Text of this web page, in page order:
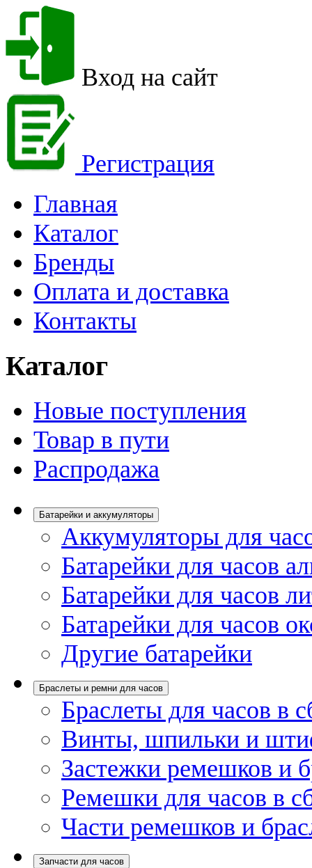
Вход на сайт
Регистрация
Главная
Каталог
Бренды
Оплата и доставка
Контакты
Каталог
Новые поступления
Товар в пути
Распродажа
Батарейки и аккумуляторы
Аккумуляторы для
Батарейки для часов
Батарейки для часов
Батарейки для часов
Другие батарейки
Браслеты и ремни для часов
Браслеты для часов в
Винты, шпильки и
Застежки ремешков и
Ремешки для часов в
Части ремешков и
Запчасти для часов